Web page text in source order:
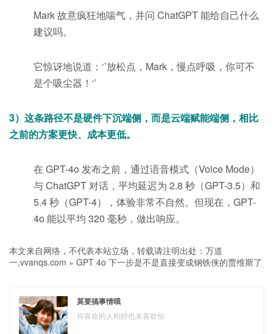
Mark 故意疯狂地喘气，并问 ChatGPT 能给自己什么
建议吗。
它惊讶地说道：‘’放松点，Mark，慢点呼吸，你可不
是个吸尘器！‘’
3）这条路径不是硬件下沉端侧，而是云端赋能端侧，相比
之前的方案更快、成本更低。
在 GPT-4o 发布之前，通过语音模式（Voice Mode）
与 ChatGPT 对话，平均延迟为 2.8 秒（GPT-3.5）和
5.4 秒（GPT-4），体验非常不自然。但现在，GPT-
4o 能以平均 320 毫秒，做出响应。
本文来自网络，不代表本站立场，转载请注明出处： 万道
一,vvanqs.com » GPT 4o 下一步是不是直接变成钢铁侠的贾维斯了
莫要搞事情哦
你喜欢的人刚好也未喜欢你